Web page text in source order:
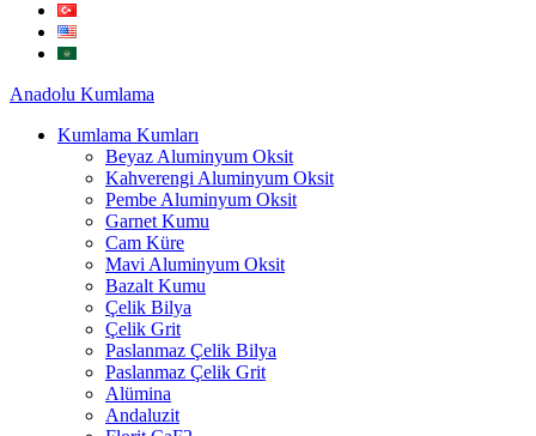
Anadolu Kumlama
Kumlama Kumları
Beyaz Aluminyum Oksit
Kahverengi Aluminyum Oksit
Pembe Aluminyum Oksit
Garnet Kumu
Cam Küre
Mavi Aluminyum Oksit
Bazalt Kumu
Çelik Bilya
Çelik Grit
Paslanmaz Çelik Bilya
Paslanmaz Çelik Grit
Alümina
Andaluzit